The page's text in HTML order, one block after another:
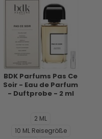
BDK Parfums Pas Ce
Soir - Eau de Parfum
- Duftprobe - 2 ml
2 ML
10 ML Reisegröße